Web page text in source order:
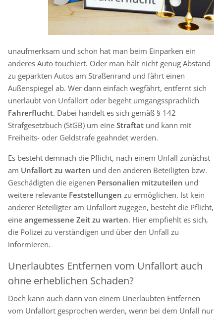
unaufmerksam und schon hat man beim Einparken ein
anderes Auto touchiert. Oder man hält nicht genug Abstand
zu geparkten Autos am Straßenrand und fährt einen
Außenspiegel ab. Wer dann einfach wegfährt, entfernt sich
unerlaubt von Unfallort oder begeht umgangssprachlich
Fahrerflucht. Dabei handelt es sich gemäß § 142
Strafgesetzbuch (StGB) um eine Straftat und kann mit
Freiheits- oder Geldstrafe geahndet werden.
Es besteht demnach die Pflicht, nach einem Unfall zunächst
am Unfallort zu warten und den anderen Beteiligten bzw.
Geschädigten die eigenen Personalien mitzuteilen und
weitere relevante Feststellungen zu ermöglichen. Ist kein
anderer Beteiligter am Unfallort zugegen, besteht die Pflicht,
eine angemessene Zeit zu warten. Hier empfiehlt es sich,
die Polizei zu verständigen und über den Unfall zu
informieren.
Unerlaubtes Entfernen vom Unfallort auch
ohne erheblichen Schaden?
Doch kann auch dann von einem Unerlaubten Entfernen
vom Unfallort gesprochen werden, wenn bei dem Unfall nur